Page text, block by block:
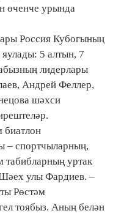
өченче урында
Россия Кубогының
5 алтын, 7
лидерлары
Андрей Феллер,
шәхси
– спортчыларның,
табибларның уртак
улы Фардиев. –
Рөстәм
тоябыз. Аның белән